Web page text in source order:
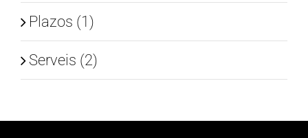
Plazos (1)
Serveis (2)